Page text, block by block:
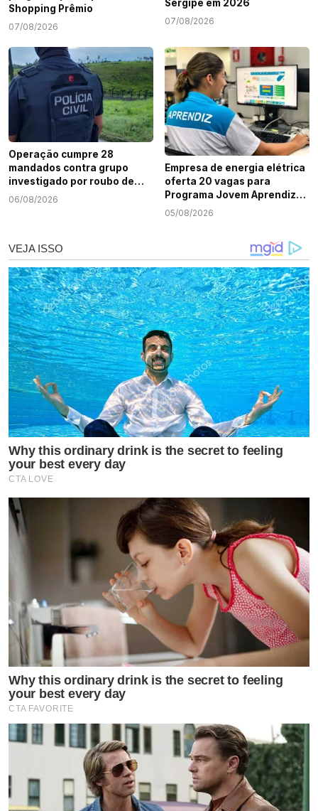
Shopping Prêmio
07/08/2026
Sergipe em 2026
07/08/2026
Operação cumpre 28
mandados contra grupo
investigado por roubo de
cargas e tráfico de drogas
06/08/2026
Empresa de energia elétrica
oferta 20 vagas para
Programa Jovem Aprendiz
em Sergipe
05/08/2026